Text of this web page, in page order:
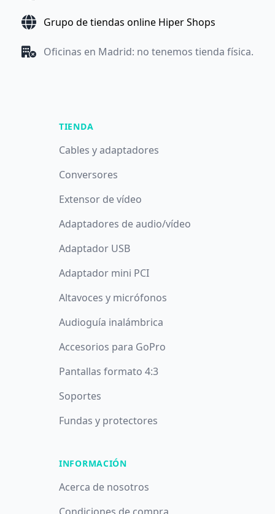
Grupo de tiendas online Hiper Shops
Oficinas en Madrid: no tenemos tienda física.
TIENDA
Cables y adaptadores
Conversores
Extensor de vídeo
Adaptadores de audio/vídeo
Adaptador USB
Adaptador mini PCI
Altavoces y micrófonos
Audioguía inalámbrica
Accesorios para GoPro
Pantallas formato 4:3
Soportes
Fundas y protectores
INFORMACIÓN
Acerca de nosotros